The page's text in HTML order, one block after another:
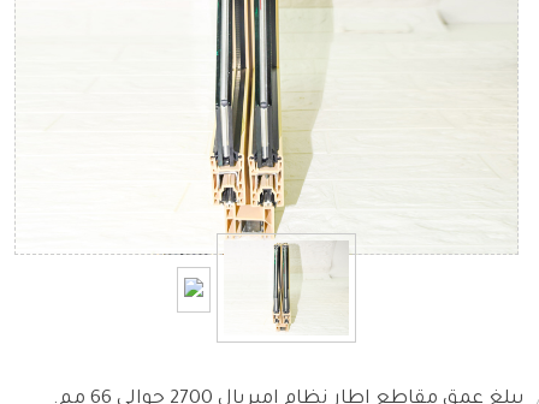
يبلغ عمق مقاطع إطار نظام إمبريال 2700 حوالي 66 مم.